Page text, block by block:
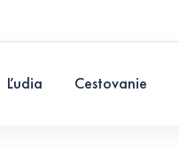
Ľudia Cestovanie